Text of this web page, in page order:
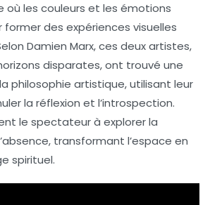
où les couleurs et les émotions
former des expériences visuelles
Damien Marx, ces deux artistes,
disparates, ont trouvé une
philosophie artistique, utilisant leur
la réflexion et l’introspection.
le spectateur à explorer la
transformant l’espace en
spirituel.